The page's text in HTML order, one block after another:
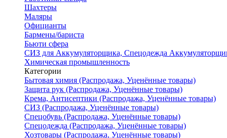
Шахтеры
Маляры
Официанты
Бармены/бариста
Бьюти сфера
СИЗ для Аккумуляторщика, Спецодежда
Химическая промышленность
Категории
Бытовая химия (Распродажа, Уценённые товары)
Защита рук (Распродажа, Уценённые товары)
Крема, Антисептики (Распродажа, Уценённые товары)
СИЗ (Распродажа, Уценённые товары)
Спецобувь (Распродажа, Уценённые товары)
Спецодежда (Распродажа, Уценённые товары)
Хозтовары (Распродажа, Уценённые товары)